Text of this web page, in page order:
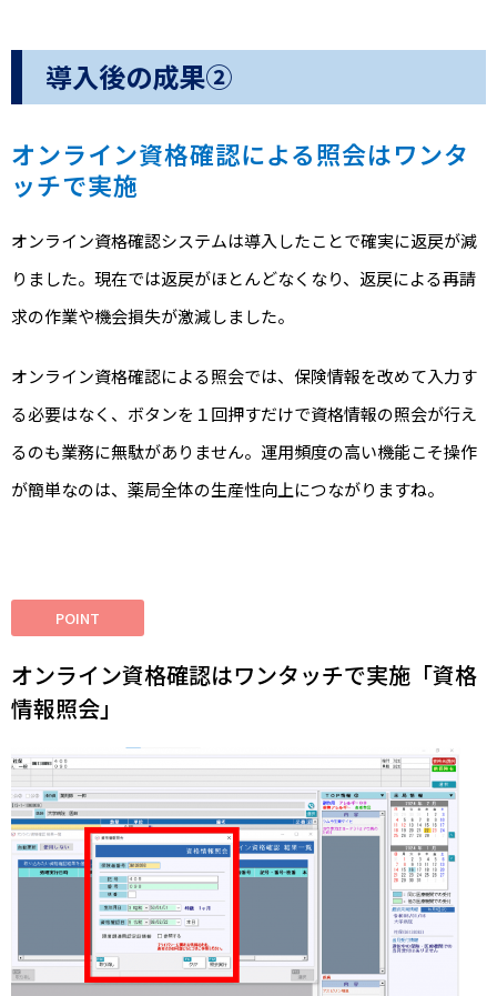
導入後の成果②
オンライン資格確認による照会はワンタ
ッチで実施
オンライン資格確認システムは導入したことで確実に返戻が減
りました。現在では返戻がほとんどなくなり、返戻による再請
求の作業や機会損失が激減しました。
オンライン資格確認による照会では、保険情報を改めて入力す
る必要はなく、ボタンを１回押すだけで資格情報の照会が行え
るのも業務に無駄がありません。運用頻度の高い機能こそ操作
が簡単なのは、薬局全体の生産性向上につながりますね。
POINT
オンライン資格確認はワンタッチで実施「資格
情報照会」